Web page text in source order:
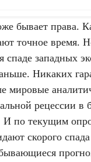
бывает права.
точное время.
западных
Никаких
мировые
рецессии
И по текущим
скорого